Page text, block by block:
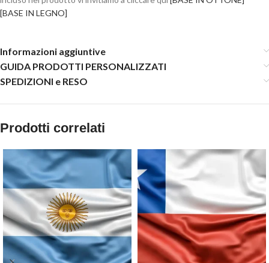
[BASE IN LEGNO]
Informazioni aggiuntive
GUIDA PRODOTTI PERSONALIZZATI
SPEDIZIONI e RESO
Prodotti correlati